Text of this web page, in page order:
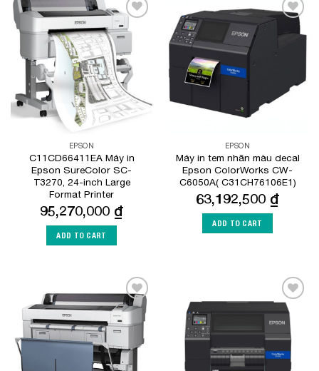
Add to
Wishlist
EPSON
C11CD66411EA Máy in
Epson SureColor SC-
T3270, 24-inch Large
Format Printer
95,270,000 ₫
ADD TO CART
Wishlist
EPSON
Máy in tem nhãn màu decal
Epson ColorWorks CW-
C6050A( C31CH76106E1)
63,192,500 ₫
ADD TO CART
Add to
Wishlist
Add to
Wishlist